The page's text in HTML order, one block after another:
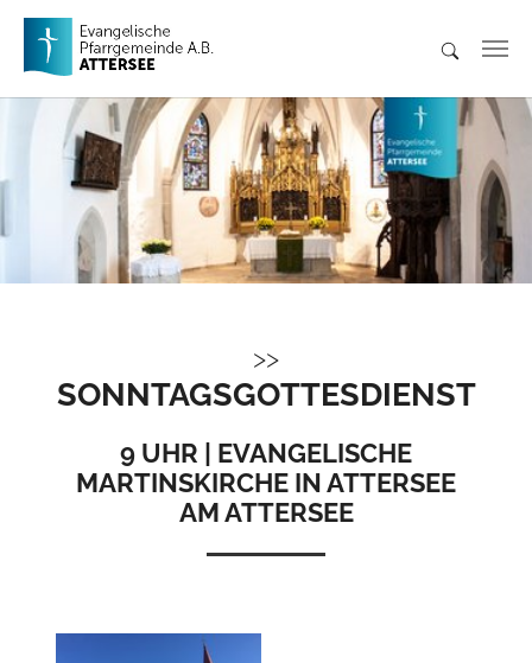
Skip to main content
SONNTAGSGOTTESDIENST
9 UHR | EVANGELISCHE
MARTINSKIRCHE IN ATTERSEE
AM ATTERSEE